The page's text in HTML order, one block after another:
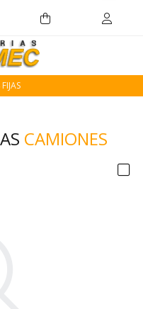
CAMIONES